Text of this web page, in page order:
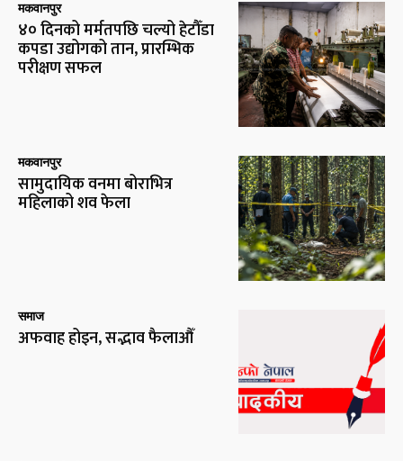
मकवानपुर
४० दिनको मर्मतपछि चल्यो हेटौँडा
कपडा उद्योगको तान, प्रारम्भिक
परीक्षण सफल
मकवानपुर
सामुदायिक वनमा बोराभित्र
महिलाको शव फेला
समाज
अफवाह होइन, सद्भाव फैलाऔँ